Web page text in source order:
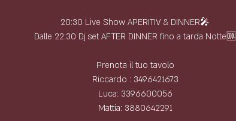
20:30 Live Show APERITIV & DINNER🎤
Dalle 22:30 Dj set AFTER DINNER fino a tarda Notte🆒
Prenota il tuo tavolo
Riccardo : 3496421673
Luca: 3396600056
Mattia: 3880642291